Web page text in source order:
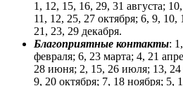
1, 12, 15, 16, 29, 31 августа;
11, 12, 25, 27 октября; 6, 9, 10,
21, 23, 29 декабря.
Благоприятные контакты:
февраля; 6, 23 марта; 4, 21
28 июня; 2, 15, 26 июля; 13, 24
9, 20 октября; 7, 18 ноября; 5,